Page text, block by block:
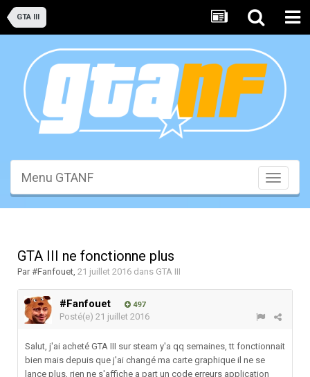
GTA III
Toggle
Menu GTANF
GTA III ne fonctionne plus
Par#Fanfouet, 21 juillet 2016 dans GTA III
#Fanfouet 497
Posté(e) 21 juillet 2016
Salut, j'ai acheté GTA III sur steam y'a qq semaines, tt fonctionnait
bien mais depuis que j'ai changé ma carte graphique il ne se
lance plus, rien ne s'affiche a part un code erreurs application